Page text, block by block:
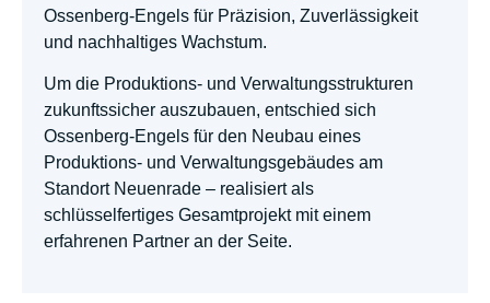
Ossenberg-Engels für Präzision, Zuverlässigkeit
und nachhaltiges Wachstum.
Um die Produktions- und Verwaltungsstrukturen
zukunftssicher auszubauen, entschied sich
Ossenberg-Engels für den Neubau eines
Produktions- und Verwaltungsgebäudes am
Standort Neuenrade – realisiert als
schlüsselfertiges Gesamtprojekt mit einem
erfahrenen Partner an der Seite.